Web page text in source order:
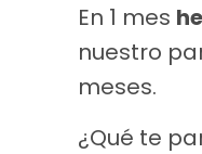
En 1 mes
nuestro
meses.
¿Qué te